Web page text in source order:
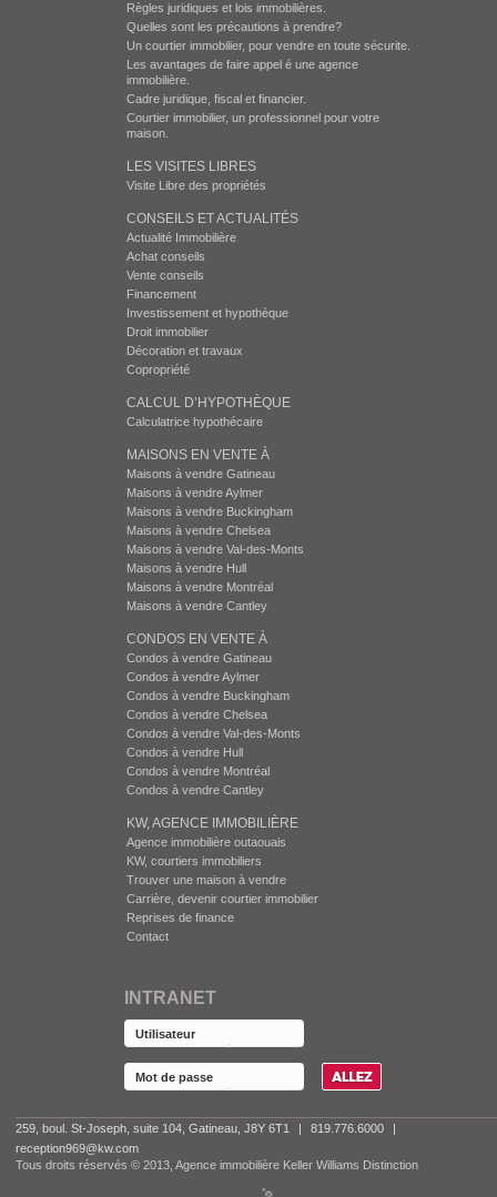
Règles juridiques et lois immobilières.
Quelles sont les précautions à prendre?
Un courtier immobilier, pour vendre en toute sécurite.
Les avantages de faire appel é une agence
immobilière.
Cadre juridique, fiscal et financier.
Courtier immobilier, un professionnel pour votre
maison.
LES VISITES LIBRES
Visite Libre des propriétés
CONSEILS ET ACTUALITÉS
Actualité Immobilière
Achat conseils
Vente conseils
Financement
Investissement et hypothèque
Droit immobilier
Décoration et travaux
Copropriété
CALCUL D’HYPOTHÈQUE
Calculatrice hypothécaire
MAISONS EN VENTE À
Maisons à vendre Gatineau
Maisons à vendre Aylmer
Maisons à vendre Buckingham
Maisons à vendre Chelsea
Maisons à vendre Val-des-Monts
Maisons à vendre Hull
Maisons à vendre Montréal
Maisons à vendre Cantley
CONDOS EN VENTE À
Condos à vendre Gatineau
Condos à vendre Aylmer
Condos à vendre Buckingham
Condos à vendre Chelsea
Condos à vendre Val-des-Monts
Condos à vendre Hull
Condos à vendre Montréal
Condos à vendre Cantley
KW, AGENCE IMMOBILIÈRE
Agence immobilière outaouais
KW, courtiers immobiliers
Trouver une maison à vendre
Carrière, devenir courtier immobilier
Reprises de finance
Contact
INTRANET
259, boul. St-Joseph, suite 104, Gatineau, J8Y 6T1 | 819.776.6000
|
reception969@kw.com
Tous droits réservés © 2013, Agence immobilière Keller Williams Distinction